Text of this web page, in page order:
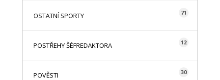
OSTATNÍ SPORTY 71
POSTŘEHY ŠÉFREDAKTORA 12
POVĚSTI 30